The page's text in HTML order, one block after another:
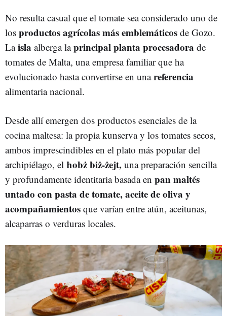
No resulta casual que el tomate sea considerado uno de
los productos agrícolas más emblemáticos de Gozo.
Laisla alberga laprincipal planta procesadora de
tomates de Malta, una empresa familiar que ha
evolucionado hasta convertirse en unareferencia
alimentaria nacional.
Desde allí emergen dos productos esenciales de la
cocina maltesa: la propia kunserva y los tomates secos,
ambos imprescindibles en el plato más popular del
archipiélago, el ħobż biż-żejt, una preparación sencilla
y profundamente identitaria basada en pan maltés
untado con pasta de tomate, aceite de oliva y
acompañamientos que varían entre atún, aceitunas,
alcaparras o verduras locales.